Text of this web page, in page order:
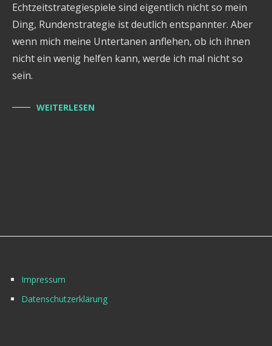
Echtzeitstrategiespiele sind eigentlich nicht so mein
Ding, Rundenstrategie ist deutlich entspannter. Aber
wenn mich meine Untertanen anflehen, ob ich ihnen
nicht ein wenig helfen kann, werde ich mal nicht so
sein.
WEITERLESEN
Impressum
Datenschutzerklärung